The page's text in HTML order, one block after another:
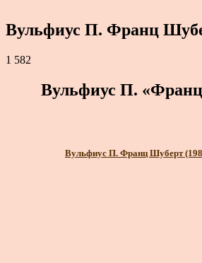
Вульфиус П. Франц
1 582
Вульфиус П.
Вульфиус П. Франц Шуберт